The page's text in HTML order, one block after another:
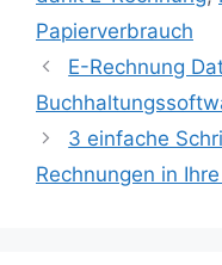
Papierverbrauch
E-Rechnung
3 einfache
Rechnungen in